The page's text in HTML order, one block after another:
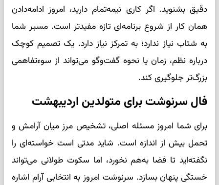
دقیق بشنوید. اگر کاری نیمه‌تمام دارید، امروز ادامه‌دادن
همان کار از شروع برنامه‌ای تازه مفیدتر است. مسیر شما
به شتاب نیاز ندارد؛ به تمرکز نیاز دارد. یک تصمیم کوچک
درباره نظم، زمان یا نحوه گفت‌وگو می‌تواند از سوءتفاهمی
بزرگ‌تر جلوگیری کند.
فال سرنوشت برای متولدین اردیبهشت
برای شما امروز مسئله اصلی، تشخیص مرز میان آرامش و
تحمل بیش از اندازه است. شاید مدتی است خواسته‌ای را
نگفته‌اید تا فضا به‌هم نخورد، اما سکوت طولانی می‌تواند
خستگی پنهان بسازد. سرنوشت امروز به انتخابی آرام اشاره